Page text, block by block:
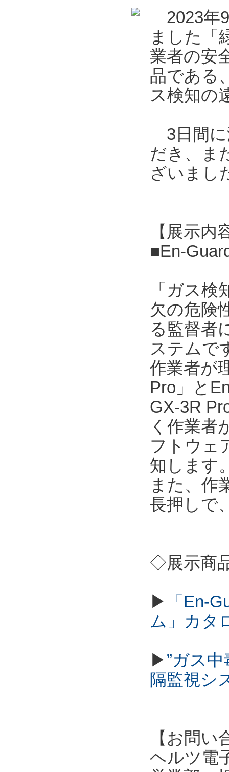
2023年9
ました「
業者の安
品である
ス検知の
3日間に
だき、ま
ざいまし
【展示内
■En-
「ガス
欠の危険
る監督者
ステムで
作業者が
Pro」と
GX-3R
く作業者
フトウェ
知します
また、作
長押しで
◇展示商
▶
「En-
ム」カタ
▶”ガス
隔監視シ
【お問い
ヘルツ電